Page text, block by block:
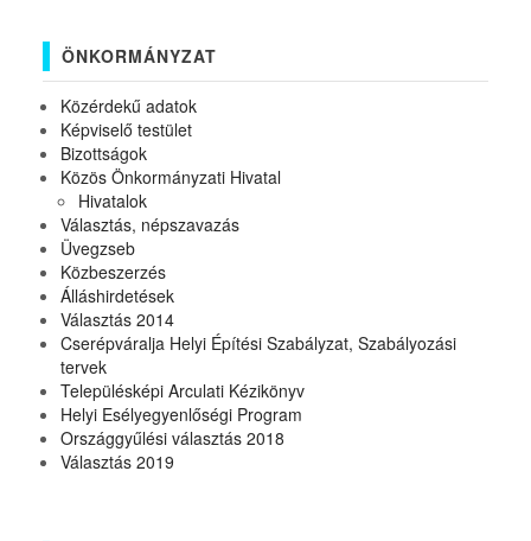
ÖNKORMÁNYZAT
Közérdekű adatok
Képviselő testület
Bizottságok
Közös Önkormányzati Hivatal
Hivatalok
Választás, népszavazás
Üvegzseb
Közbeszerzés
Álláshirdetések
Választás 2014
Cserépváralja Helyi Építési Szabályzat, Szabályozási
tervek
Településképi Arculati Kézikönyv
Helyi Esélyegyenlőségi Program
Országgyűlési választás 2018
Választás 2019